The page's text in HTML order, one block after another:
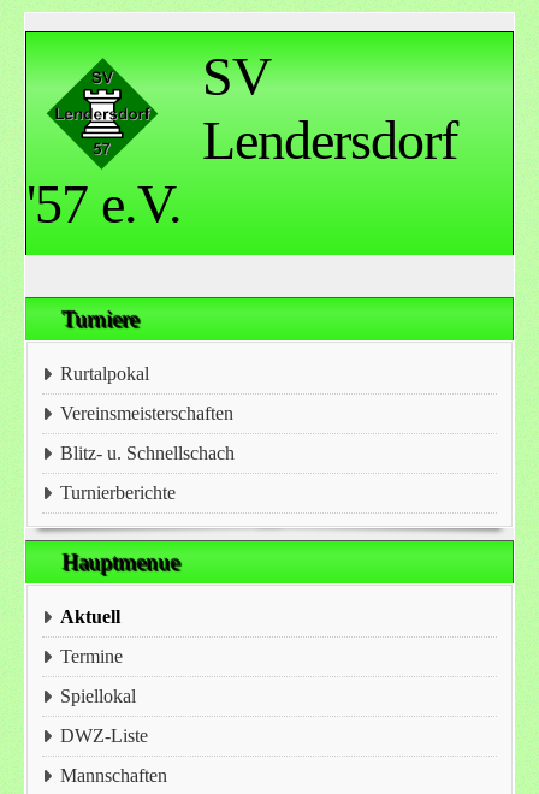
SV
Lendersdorf
'57 e.V.
Turniere
Rurtalpokal
Vereinsmeisterschaften
Blitz- u. Schnellschach
Turnierberichte
Hauptmenue
Aktuell
Termine
Spiellokal
DWZ-Liste
Mannschaften